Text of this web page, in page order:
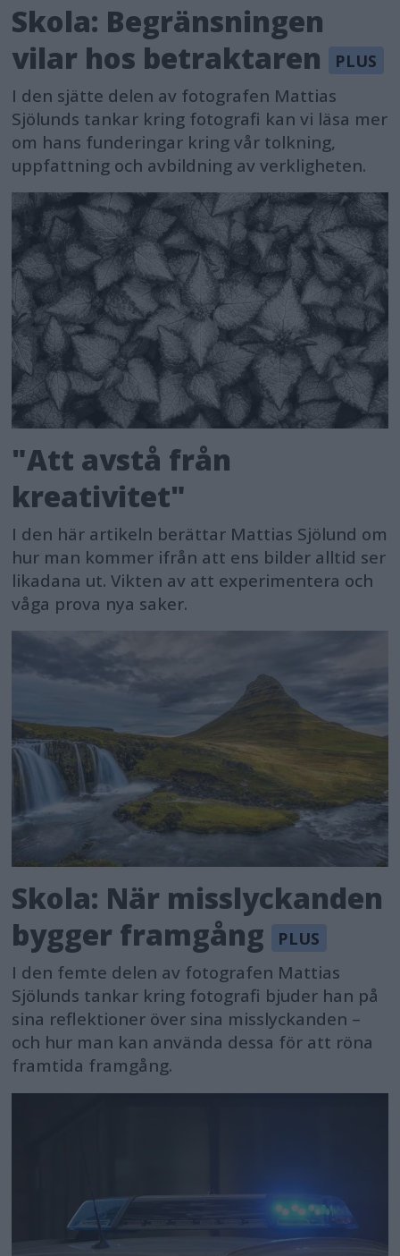
Skola: Begränsningen
vilar hos betraktaren
I den sjätte delen av fotografen Mattias
Sjölunds tankar kring fotografi kan vi läsa mer
om hans funderingar kring vår tolkning,
uppfattning och avbildning av verkligheten.
"Att avstå från
kreativitet"
I den här artikeln berättar Mattias Sjölund om
hur man kommer ifrån att ens bilder alltid ser
likadana ut. Vikten av att experimentera och
våga prova nya saker.
Skola: När misslyckanden
bygger framgång
I den femte delen av fotografen Mattias
Sjölunds tankar kring fotografi bjuder han på
sina reflektioner över sina misslyckanden –
och hur man kan använda dessa för att röna
framtida framgång.